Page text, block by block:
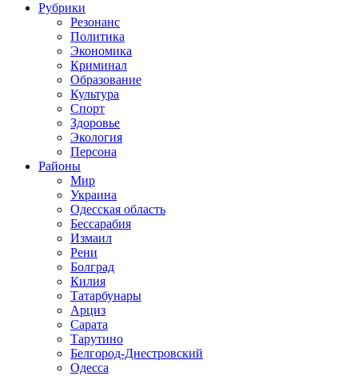
Рубрики
Резонанс
Политика
Экономика
Криминал
Образование
Культура
Спорт
Здоровье
Экология
Персона
Районы
Мир
Украина
Одесская область
Бессарабия
Измаил
Рени
Болград
Килия
Татарбунары
Арциз
Сарата
Тарутино
Белгород-Днестровский
Одесса